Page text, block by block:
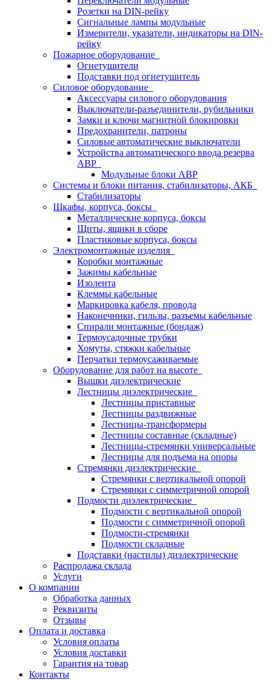
Розетки на DIN-рейку
Сигнальные лампы модульные
Измерители, указатели, индикаторы на DIN-
рейку
Пожарное оборудование
Огнетушители
Подставки под огнетушитель
Силовое оборудование
Аксессуары силового оборудования
Выключатели-разъединители, рубильники
Замки и ключи магнитной блокировки
Предохранители, патроны
Силовые автоматические выключатели
Устройства автоматического ввода резерва
АВР
Модульные блоки АВР
Системы и блоки питания, стабилизаторы, АКБ
Стабилизаторы
Шкафы, корпуса, боксы
Металлические корпуса, боксы
Щиты, ящики в сборе
Пластиковые корпуса, боксы
Электромонтажные изделия
Коробки монтажные
Зажимы кабельные
Изолента
Клеммы кабельные
Маркировка кабеля, провода
Наконечники, гильзы, разъемы кабельные
Спирали монтажные (бондаж)
Термоусадочные трубки
Хомуты, стяжки кабельные
Перчатки термоусаживаемые
Оборудование для работ на высоте
Вышки диэлектрические
Лестницы диэлектрические
Лестницы приставные
Лестницы раздвижные
Лестницы-трансформеры
Лестницы составные (складные)
Лестницы-стремянки универсальные
Лестницы для подъема на опоры
Стремянки диэлектрические
Стремянки с вертикальной опорой
Стремянки с симметричной опорой
Подмости диэлектрические
Подмости с вертикальной опорой
Подмости с симметричной опорой
Подмости-стремянки
Подмости складные
Подставки (настилы) диэлектрические
Распродажа склада
Услуги
О компании
Обработка данных
Реквизиты
Отзывы
Оплата и доставка
Условия оплаты
Условия доставки
Гарантия на товар
Контакты